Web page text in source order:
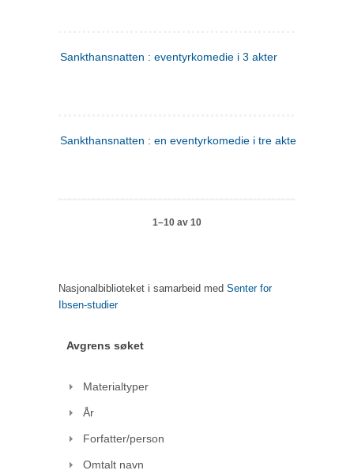
Sankthansnatten : eventyrkomedie i 3 akter
Sankthansnatten : en eventyrkomedie i tre akter
1–10 av 10
Nasjonalbiblioteket i samarbeid med Senter for
Ibsen-studier
Avgrens søket
Materialtyper
År
Forfatter/person
Omtalt navn